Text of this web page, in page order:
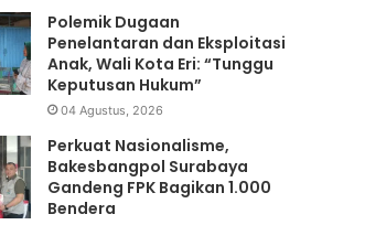
Polemik Dugaan
Penelantaran dan Eksploitasi
Anak, Wali Kota Eri: “Tunggu
Keputusan Hukum”
04 Agustus, 2026
Perkuat Nasionalisme,
Bakesbangpol Surabaya
Gandeng FPK Bagikan 1.000
Bendera